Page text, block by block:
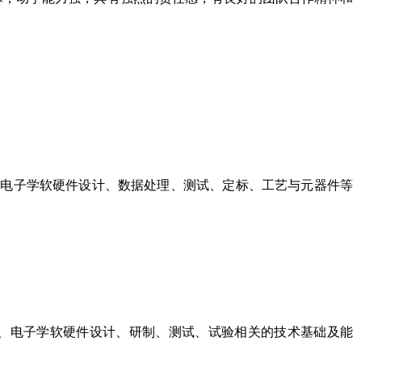
子学软硬件设计、数据处理、测试、定标、工艺与元器件等
电子学软硬件设计、研制、测试、试验相关的技术基础及能